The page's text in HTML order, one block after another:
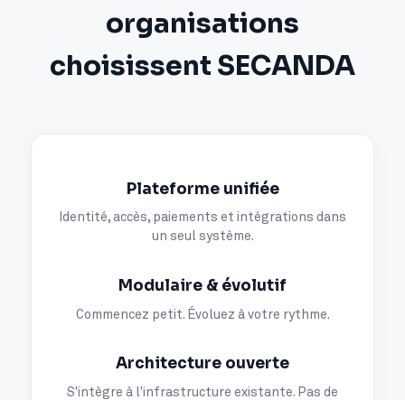
organisations
choisissent SECANDA
Plateforme unifiée
Identité, accès, paiements et intégrations dans
un seul système.
Modulaire & évolutif
Commencez petit. Évoluez à votre rythme.
Architecture ouverte
S'intègre à l'infrastructure existante. Pas de